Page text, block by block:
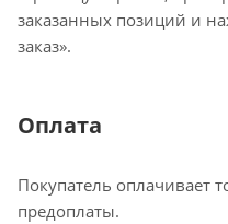
заказанных позиций и
заказ».
Оплата
Покупатель оплачивает
предоплаты.